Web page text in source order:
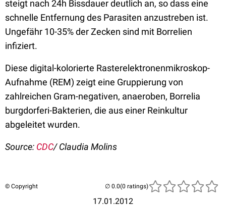
steigt nach 24h Bissdauer deutlich an, so dass eine
schnelle Entfernung des Parasiten anzustreben ist.
Ungefähr 10-35% der Zecken sind mit Borrelien
infiziert.
Diese digital-kolorierte Rasterelektronenmikroskop-
Aufnahme (REM) zeigt eine Gruppierung von
zahlreichen Gram-negativen, anaeroben, Borrelia
burgdorferi-Bakterien, die aus einer Reinkultur
abgeleitet wurden.
Source: CDC/ Claudia Molins
© Copyright
17.01.2012
(0 ratings)